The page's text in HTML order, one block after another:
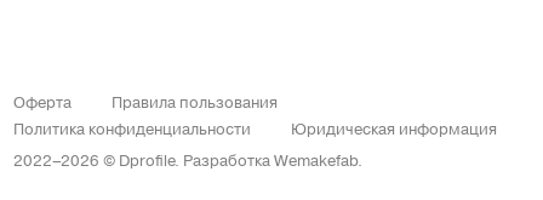
2022–2026 © Dprofile. РазработкаWemakefab.
Оферта
Правила пользования
Политика конфиденциальности
Юридическая информация